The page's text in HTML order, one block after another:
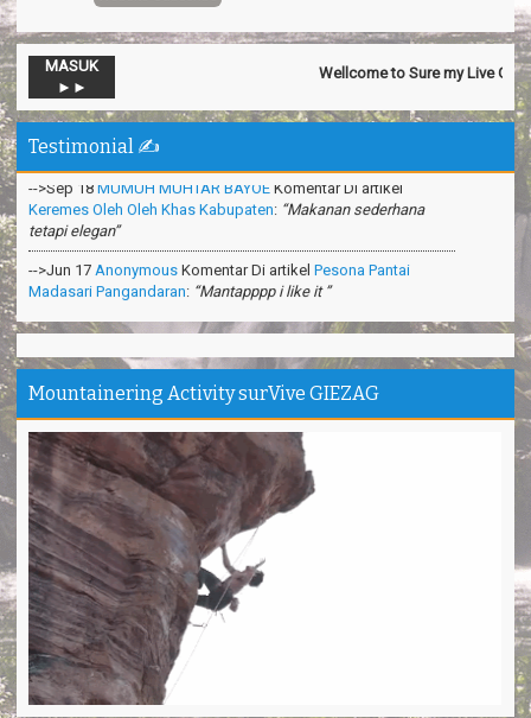
MASUK
►►
Wellcome to Sure my Live
Testimonial ✍️
-->Nov 13Official SurVive GIEZAG Komentar Di artikelTaman
Pacuan Kuda Kabupaten Pangandaran
biasa”
-->Sep 18MUMUH MUHTAR BAYOE
tetapi elegan”
-->Jun 17Anonymous
Madasari Pangandaran: “Mantapppp i like it ”
-->Mar 31 AnonymousKomentar Di artikelCara Membuat
Shampoo Alami Di Hutan:“Sangat bermanfaat ilmunya”
-->Feb 26AnonymousKomentar Di artikelTeknik Survival
Gurun Pasir
“apa itu survival dipadang pasir?”
Makasih ya. Seru banget
Tina - Jakarta
Trims Kang Arief ❤️ You
Andini - Cimahi
Pantai Madasari indah, unik
Irgi - Medan
Outbond & Fun games nya Seru
Anis - Bandung
Thanks kang Sandi antar kami ke puncak Gn.Ciremai
David - Jakarta
Mountainering Activity surVive GIEZAG